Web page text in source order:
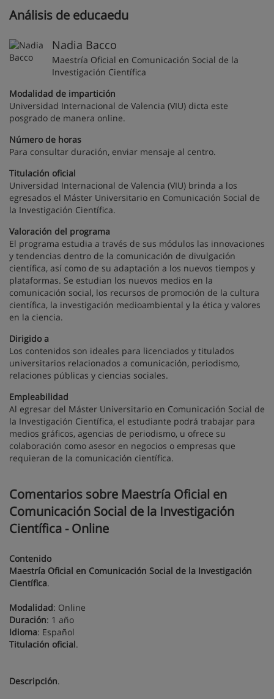
Análisis de educaedu
Nadia Bacco
Maestría Oficial en Comunicación Social de la
Investigación Científica
Modalidad de impartición
Universidad Internacional de Valencia (VIU) dicta este
posgrado de manera online.
Número de horas
Para consultar duración, enviar mensaje al centro.
Titulación oficial
Universidad Internacional de Valencia (VIU) brinda a los
egresados el Máster Universitario en Comunicación Social de
la Investigación Científica.
Valoración del programa
El programa estudia a través de sus módulos las innovaciones
y tendencias dentro de la comunicación de divulgación
científica, así como de su adaptación a los nuevos tiempos y
plataformas. Se estudian los nuevos medios en la
comunicación social, los recursos de promoción de la cultura
científica, la investigación medioambiental y la ética y valores
en la ciencia.
Dirigido a
Los contenidos son ideales para licenciados y titulados
universitarios relacionados a comunicación, periodismo,
relaciones públicas y ciencias sociales.
Empleabilidad
Al egresar del Máster Universitario en Comunicación Social de
la Investigación Científica, el estudiante podrá trabajar para
medios gráficos, agencias de periodismo, u ofrece su
colaboración como asesor en negocios o empresas que
requieran de la comunicación científica.
Comentarios sobre Maestría Oficial en
Comunicación Social de la Investigación
Científica - Online
Contenido
Maestría Oficial en Comunicación Social de la Investigación
Científica.
Modalidad: Online
Duración: 1 año
Idioma: Español
Titulación oficial.
Descripción.